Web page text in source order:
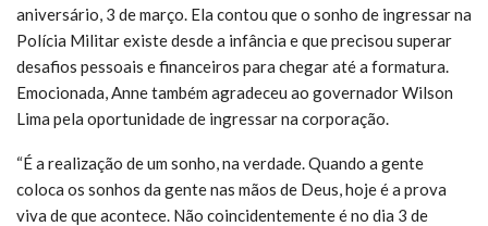
aniversário, 3 de março. Ela contou que o sonho de ingressar na
Polícia Militar existe desde a infância e que precisou superar
desafios pessoais e financeiros para chegar até a formatura.
Emocionada, Anne também agradeceu ao governador Wilson
Lima pela oportunidade de ingressar na corporação.
“É a realização de um sonho, na verdade. Quando a gente
coloca os sonhos da gente nas mãos de Deus, hoje é a prova
viva de que acontece. Não coincidentemente é no dia 3 de